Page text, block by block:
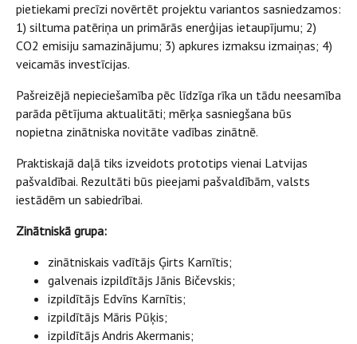
pietiekami precīzi novērtēt projektu variantos sasniedzamos:
1) siltuma patēriņa un primārās enerģijas ietaupījumu; 2)
CO2 emisiju samazinājumu; 3) apkures izmaksu izmaiņas; 4)
veicamās investīcijas.
Pašreizējā nepieciešamība pēc līdzīga rīka un tādu neesamība
parāda pētījuma aktualitāti; mērķa sasniegšana būs
nopietna zinātniska novitāte vadības zinātnē.
Praktiskajā daļā tiks izveidots prototips vienai Latvijas
pašvaldībai. Rezultāti būs pieejami pašvaldībām, valsts
iestādēm un sabiedrībai.
Zinātniskā grupa:
zinātniskais vadītājs Ģirts Karnītis;
galvenais izpildītājs Jānis Bičevskis;
izpildītājs Edvīns Karnītis;
izpildītājs Māris Pūķis;
izpildītājs Andris Akermanis;